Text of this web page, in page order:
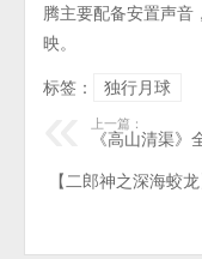
腾主要配备安置声音
映。
标签：
独行月球
上一篇：
《高山清渠
【二郎神之深海蛟